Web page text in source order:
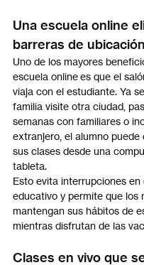
Una escuela online
barreras de ubicación
Uno de los mayores
escuela online es que el
viaja con el estudiante. Ya
familia visite otra ciudad,
semanas con familiares o
extranjero, el alumno puede
sus clases desde una
tableta.
Esto evita interrupciones en
educativo y permite que los
mantengan sus hábitos de
mientras disfrutan de las
Clases en vivo que